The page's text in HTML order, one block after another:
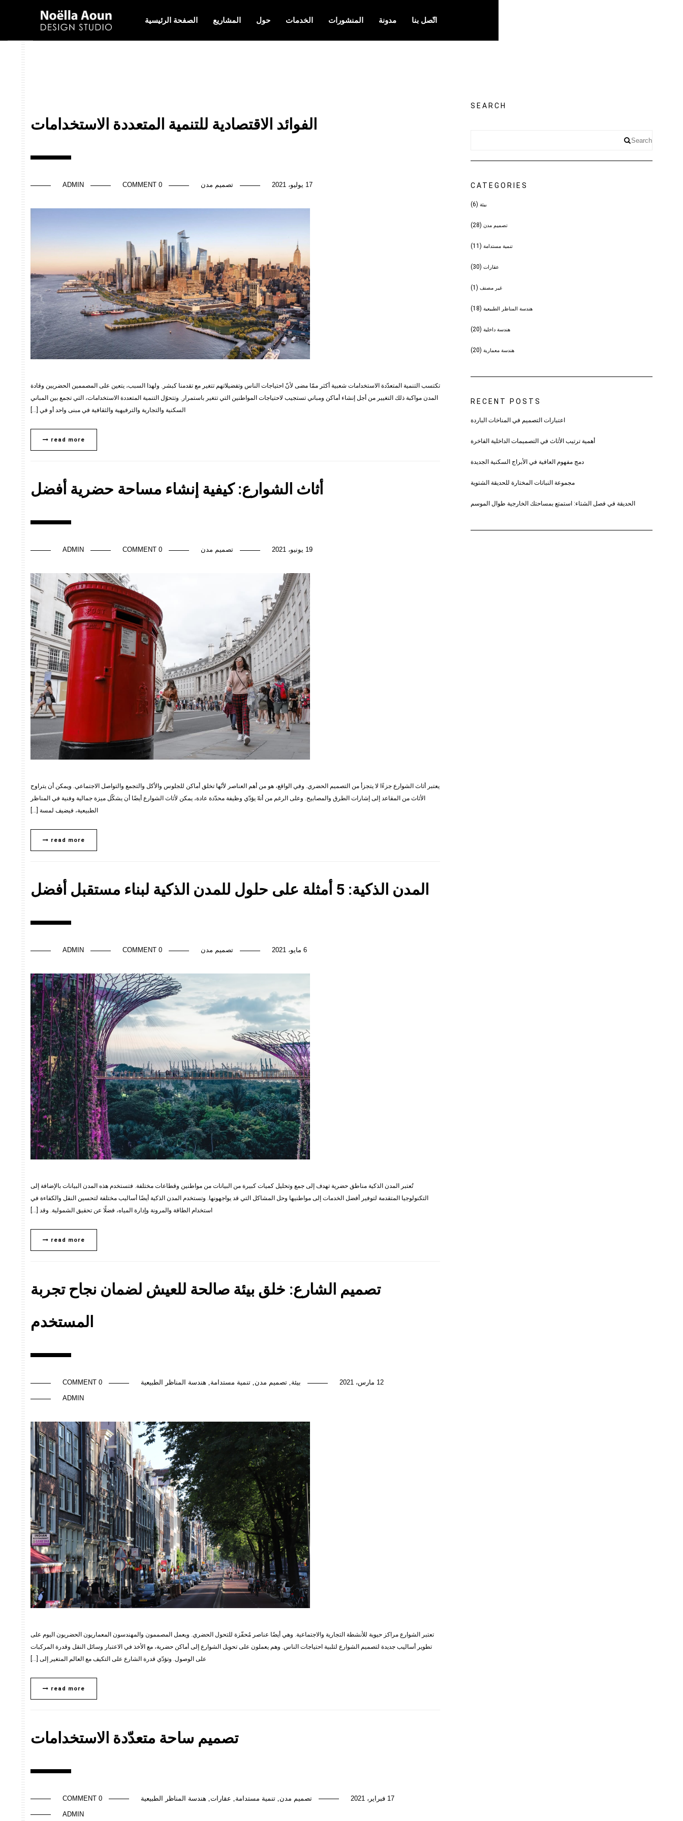
الصفحة الرئيسية المشاريع حول الخدمات المنشورات مدونة اتّصل بنا
الفوائد الاقتصادية للتنمية المتعددة الاستخدامات
17 يوليو، 2021 تصميم مدن 0 COMMENT
ADMIN
تكتسب التنمية المتعدّدة الاستخدامات شعبية أكثر ممّا مضى لأنّ احتياجات الناس وتفضيلاتهم تتغير مع تقدمنا كبشر. ولهذا السبب، يتعين على المصممين الحضريين وقادة
المدن مواكبة ذلك التغيير من أجل إنشاء أماكن ومباني تستجيب لاحتياجات المواطنين التي تتغير باستمرار. وتتحوّل التنمية المتعددة الاستخدامات، التي تجمع بين المباني
السكنية والتجارية والترفيهية والثقافية في مبنى واحد أو في […]
read more
أثاث الشوارع: كيفية إنشاء مساحة حضرية أفضل
19 يونيو، 2021 تصميم مدن 0 COMMENT
ADMIN
يعتبر أثاث الشوارع جزءًا لا يتجزأ من التصميم الحضري. وفي الواقع، هو من أهم العناصر لأنّها تخلق أماكن للجلوس والأكل والتجمع والتواصل الاجتماعي. ويمكن أن يتراوح
الأثاث من المقاعد إلى إشارات الطرق والمصابيح. وعلى الرغم من أنهّ يؤدّي وظيفة محدّدة عادة، يمكن لأثاث الشوارع أيضًا أن يشكّل ميزة جمالية وفنية في المناظر
الطبيعية، فيضيف لمسة […]
read more
المدن الذكية: 5 أمثلة على حلول للمدن الذكية لبناء مستقبل أفضل
6 مايو، 2021 تصميم مدن 0 COMMENT
ADMIN
تُعتبر المدن الذكية مناطق حضرية تهدف إلى جمع وتحليل كميات كبيرة من البيانات من مواطنين وقطاعات مختلفة. فتستخدم هذه المدن البيانات بالإضافة إلى
التكنولوجيا المتقدمة لتوفير أفضل الخدمات إلى مواطنيها وحل المشاكل التي قد يواجهونها. وتستخدم المدن الذكية أيضًا أساليب مختلفة لتحسين النقل والكفاءة في
استخدام الطاقة والمرونة وإدارة المياه، فضلًا عن تحقيق الشمولية. وقد […]
read more
تصميم الشارع: خلق بيئة صالحة للعيش لضمان نجاح تجربة
المستخدم
12 مارس، 2021 بيئة تصميم مدن تنمية مستدامة هندسة المناظر الطبيعية 0 COMMENT
ADMIN
تعتبر الشوارع مراكز حيوية للأنشطة التجارية والاجتماعية. وهي أيضًا عناصر مُحفّزة للتحول الحضري. ويعمل المصممون والمهندسون المعماريون الحضريون اليوم على
تطوير أساليب جديدة لتصميم الشوارع لتلبية احتياجات الناس. وهم يعملون على تحويل الشوارع إلى أماكن حضرية، مع الأخذ في الاعتبار وسائل النقل وقدرة المركبات
على الوصول. وتؤدّي قدرة الشارع على التكيف مع العالم المتغير إلى […]
read more
تصميم ساحة متعدّدة الاستخدامات
17 فبراير، 2021 تصميم مدن تنمية مستدامة عقارات هندسة المناظر الطبيعية 0 COMMENT
ADMIN
SEARCH
CATEGORIES
بيئة (6)
تصميم مدن (28)
تنمية مستدامة (11)
عقارات (30)
غير مصنف (1)
هندسة المناظر الطبيعية (18)
هندسة داخلية (20)
هندسة معمارية (20)
RECENT POSTS
اعتبارات التصميم في المناخات الباردة
أهمية ترتيب الأثاث في التصميمات الداخلية الفاخرة
دمج مفهوم العافية في الأبراج السكنية الجديدة
مجموعة النباتات المختارة للحديقة الشتوية
الحديقة في فصل الشتاء: استمتع بمساحتك الخارجية طوال الموسم